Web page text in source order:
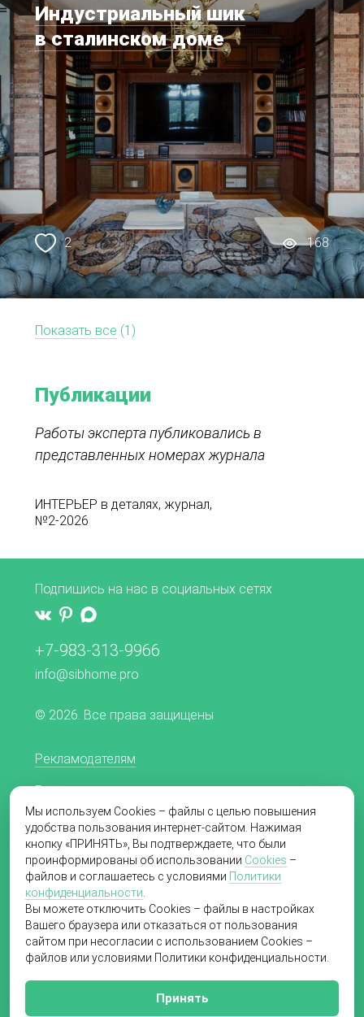
Индустриальный шик
в сталинском доме
2 168
Показать все (1)
Публикации
Работы эксперта публиковались в
представленных номерах журнала
ИНТЕРЬЕР в деталях, журнал,
№2-2026
Подпишись на нас в социальных сетях
+7-983-313-9966
info@sibhome.pro
© 2026. Все права защищены
Рекламодателям
Редакционная политика
Согласие на обработку персональных данных
Пользовательское соглашение
Политика в отношении обработки
персональных данных
Создание сайта
Мы используем Cookies – файлы с целью повышения
удобства пользования интернет-сайтом. Нажимая
кнопку «ПРИНЯТЬ», Вы подтверждаете, что были
проинформированы об использовании Cookies –
файлов и соглашаетесь с условиями Политики
конфиденциальности
Вы можете отключить Cookies – файлы в настройках
Вашего браузера или отказаться от пользования
сайтом при несогласии с использованием Cookies –
файлов или условиями Политики конфиденциальности.
Принять